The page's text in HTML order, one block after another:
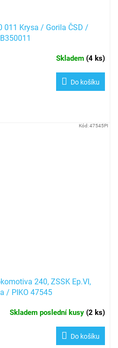
011 Krysa / Gorila ČSD /
Skladem (4 ks)
Do košíku
240, ZSSK Ep.VI,
/ PIKO 47545
Skladem poslední kusy (2 ks)
Do košíku
Kód:47545PI